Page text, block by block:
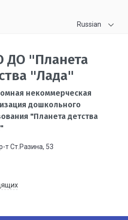
Russian
ДО "Планета
"Лада"
некоммерческая
дошкольного
"Планета детства
т Ст.Разина, 53